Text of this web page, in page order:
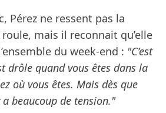
Pérez ne ressent pas la
mais il reconnait qu’elle
du week-end : "C’est
drôle quand vous êtes dans la
où vous êtes. Mais dès que
beaucoup de tension."